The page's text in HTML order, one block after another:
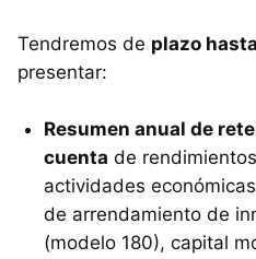
Tendremos de plazo
presentar:
Resumen anual de
cuenta de
actividades
de arrendamiento de
(modelo 180), capital